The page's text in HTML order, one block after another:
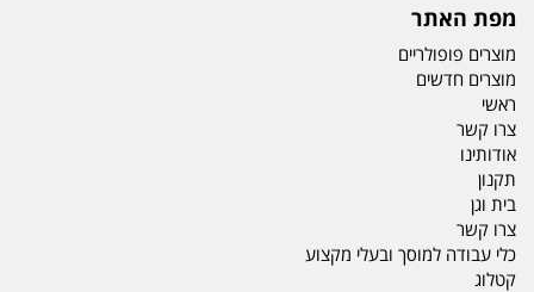
מפת האתר
מוצרים פופולריים
מוצרים חדשים
ראשי
צרו קשר
אודותינו
תקנון
בית וגן
צרו קשר
כלי עבודה למוסך ובעלי מקצוע
קטלוג